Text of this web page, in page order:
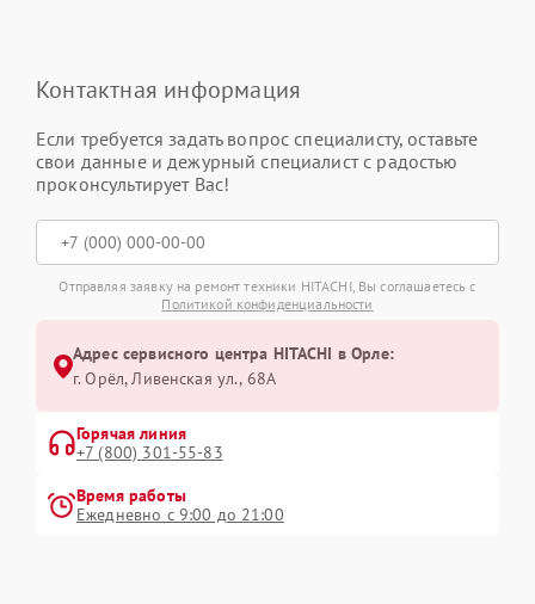
Контактная информация
Если требуется задать вопрос специалисту, оставьте
свои данные и дежурный специалист с радостью
проконсультирует Вас!
Отправляя заявку на ремонт техники HITACHI, Вы соглашаетесь с
Политикой конфиденциальности
Адрес сервисного центра HITACHI в Орле:
г. Орёл, Ливенская ул., 68А
Горячая линия
+7 (800) 301-55-83
Время работы
Ежедневно с 9:00 до 21:00